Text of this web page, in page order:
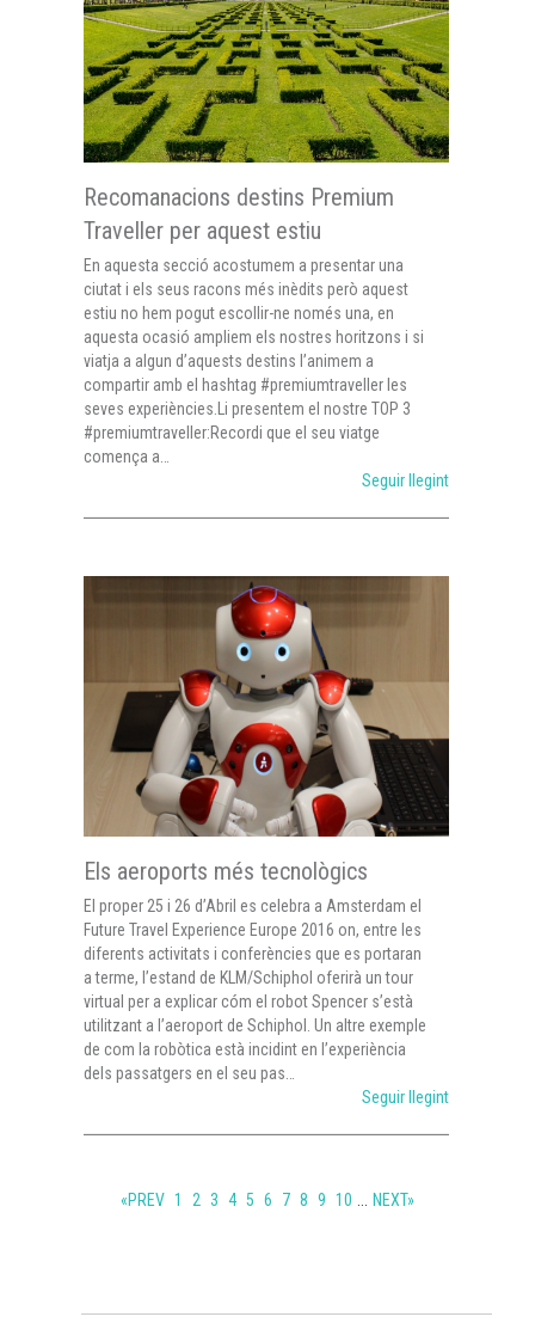
Recomanacions destins Premium
Traveller per aquest estiu
En aquesta secció acostumem a presentar una
ciutat i els seus racons més inèdits però aquest
estiu no hem pogut escollir-ne només una, en
aquesta ocasió ampliem els nostres horitzons i si
viatja a algun d’aquests destins l’animem a
compartir amb el hashtag #premiumtraveller les
seves experiències.Li presentem el nostre TOP 3
#premiumtraveller:Recordi que el seu viatge
comença a…
Seguir llegint
Els aeroports més tecnològics
El proper 25 i 26 d’Abril es celebra a Amsterdam el
Future Travel Experience Europe 2016 on, entre les
diferents activitats i conferències que es portaran
a terme, l’estand de KLM/Schiphol oferirà un tour
virtual per a explicar cóm el robot Spencer s’està
utilitzant a l’aeroport de Schiphol. Un altre exemple
de com la robòtica està incidint en l’experiència
dels passatgers en el seu pas…
Seguir llegint
«PREV 1 2 3 4 5 6 7 8 9 10 NEXT»